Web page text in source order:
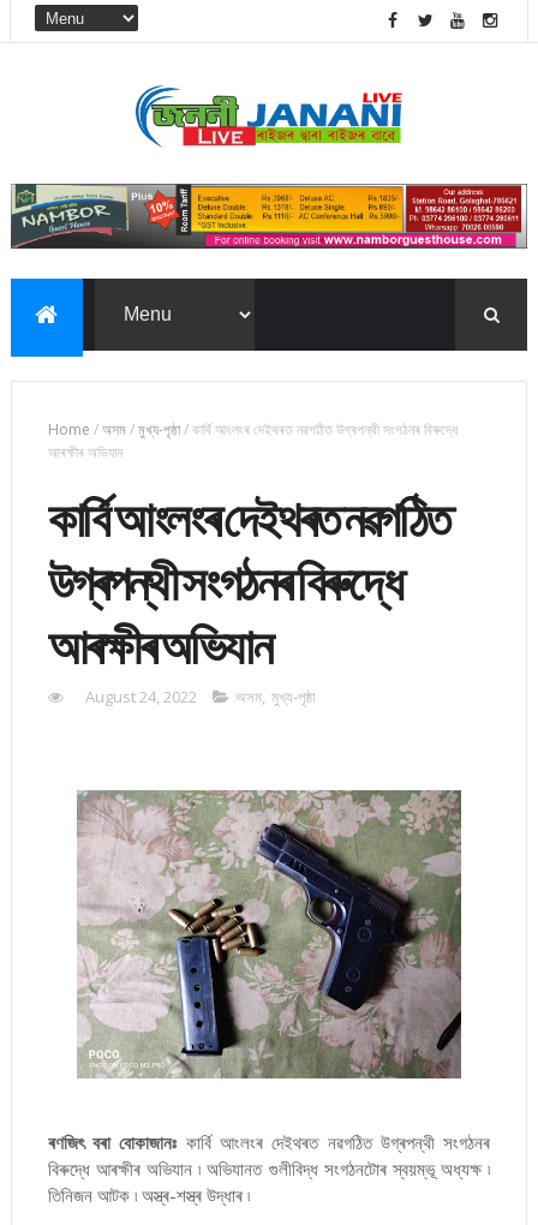
Home /অসম/মুখ্য-পৃষ্ঠা/কাৰ্বি আংলংৰ দেইথৰত নৱগঠিত উগ্ৰপন্থী সংগঠনৰ বিৰুদ্ধে
আৰক্ষীৰ অভিযান
কাৰ্বি আংলংৰ দেইথৰত নৱগঠিত
উগ্ৰপন্থী সংগঠনৰ বিৰুদ্ধে
আৰক্ষীৰ অভিযান
August 24, 2022 অসম, মুখ্য-পৃষ্ঠা
ৰণজিৎ বৰা বোকাজানঃ কাৰ্বি আংলংৰ দেইথৰত নৱগঠিত উগ্ৰপন্থী সংগঠনৰ
বিৰুদ্ধে আৰক্ষীৰ অভিযান ৷ অভিযানত গুলীবিদ্ধ সংগঠনটোৰ স্বয়ম্ভূ অধ্যক্ষ ৷
তিনিজন আটক ৷ অস্ত্ৰ-শস্ত্ৰ উদ্ধাৰ ৷